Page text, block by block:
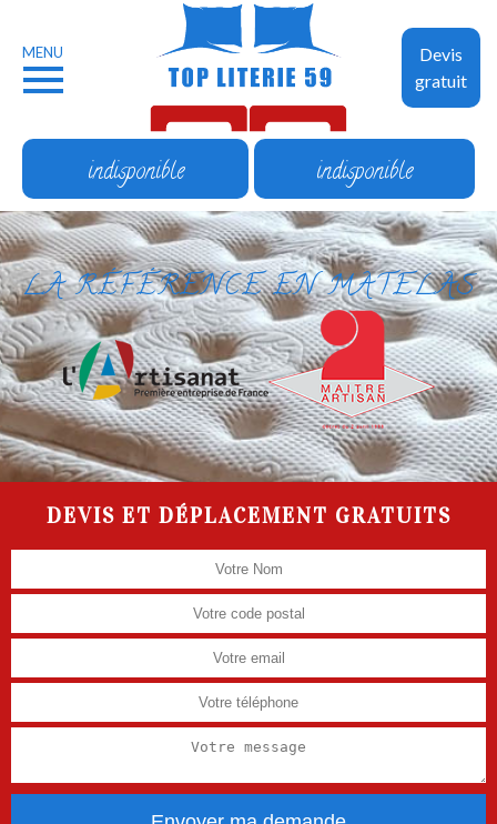
Devis
gratuit
MENU
indisponible indisponible
LA RÉFÉRENCE EN MATELAS
DEVIS ET DÉPLACEMENT GRATUITS